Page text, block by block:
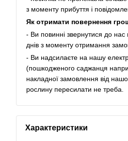
з моменту прибуття і
Як отримати повернення
- Ви повинні звернутися до нас
днів з моменту отримання
- Ви надсилаєте на нашу
(пошкодженого саджанця
накладної замовлення від
рослину пересилати не треба.
Характеристики